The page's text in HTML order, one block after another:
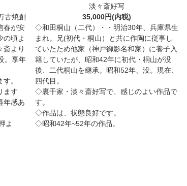
古焼創
春が安
の頃よ
斎より
。享年
。
ます
年感あ
よ
淡々斎好写
35,000円(内税)
◇和田桐山（二代）・・明治30年、兵庫県生
まれ。兄(初代・桐山）と共に作陶に従事し
ていたため他家（神戸御影名和家）に養子入
籍していたが、昭和42年に初代・桐山が没
後、二代桐山を継承。昭和52年、没。現在、
四代目。
◇裏千家・淡々斎好写で、感じのよい作品で
す。
◇作品は、状態良好です。
◇昭和42年~52年の作品。